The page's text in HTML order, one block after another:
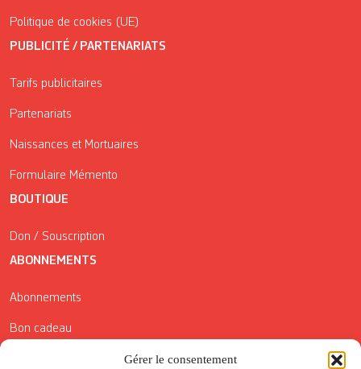
Gérer le consentement
Politique de cookies (UE)
PUBLICITÉ / PARTENARIATS
Tarifs publicitaires
Partenariats
Naissances et Mortuaires
Formulaire Mémento
BOUTIQUE
Don / Souscription
ABONNEMENTS
Abonnements
Bon cadeau
Conditions générales de vente